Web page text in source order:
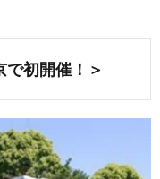
初開催！＞